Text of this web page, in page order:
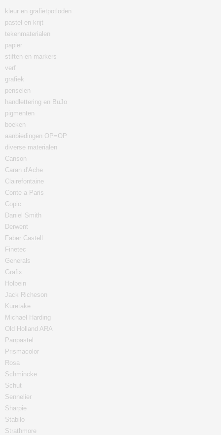
kleur en grafietpotloden
pastel en krijt
tekenmaterialen
papier
stiften en markers
verf
grafiek
penselen
handlettering en BuJo
pigmenten
boeken
aanbiedingen OP=OP
diverse materialen
Canson
Caran d'Ache
Clairefontaine
Conte a Paris
Copic
Daniel Smith
Derwent
Faber Castell
Finetec
Generals
Grafix
Holbein
Jack Richeson
Kuretake
Michael Harding
Old Holland ARA
Panpastel
Prismacolor
Rosa
Schmincke
Schut
Sennelier
Sharpie
Stabilo
Strathmore